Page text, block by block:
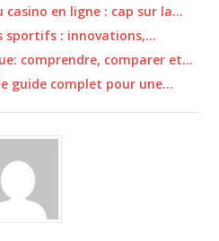
en ligne : cap sur la…
sportifs : innovations,…
comprendre, comparer et…
guide complet pour une…